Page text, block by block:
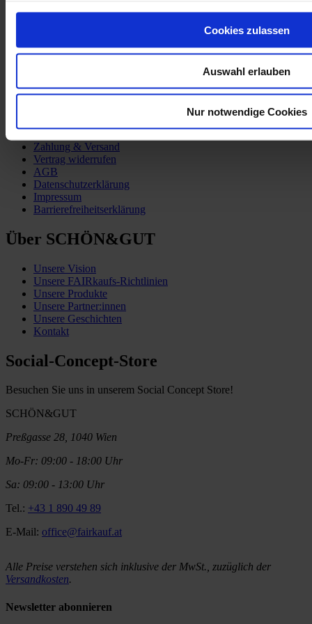
Cookies zulassen
Auswahl erlauben
Nur notwendige Cookies
Zahlung & Versand
Vertrag widerrufen
AGB
Datenschutzerklärung
Impressum
Barrierefreiheitserklärung
Über SCHÖN&GUT
Unsere Vision
Unsere FAIRkaufs-Richtlinien
Unsere Produkte
Unsere Partner:innen
Unsere Geschichten
Kontakt
Social-Concept-Store
Besuchen Sie uns in unserem Social Concept Store!
SCHÖN&GUT
Preßgasse 28, 1040 Wien
Mo-Fr: 09:00 - 18:00 Uhr
Sa: 09:00 - 13:00 Uhr
Tel.: +43 1 890 49 89
E-Mail: office@fairkauf.at
Alle Preise verstehen sich inklusive der MwSt., zuzüglich der
Versandkosten.
Newsletter abonnieren